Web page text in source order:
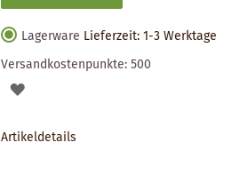
Lagerware Lieferzeit: 1-3 Werktage
Versandkostenpunkte:500
AUF
Artikeldetails